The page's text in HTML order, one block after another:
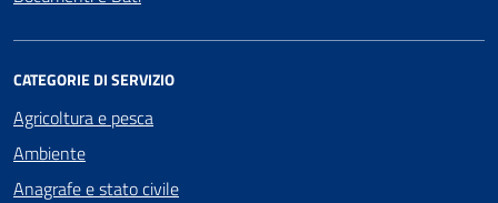
CATEGORIE DI SERVIZIO
Agricoltura e pesca
Ambiente
Anagrafe e stato civile